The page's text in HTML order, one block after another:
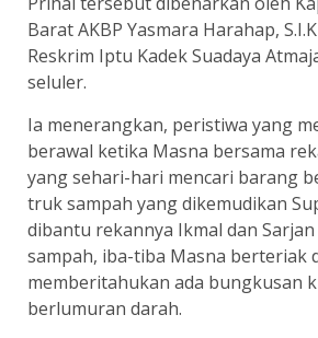
Barat AKBP Yasmara Harahap,
Reskrim Iptu Kadek Suadaya
seluler.
Ia menerangkan, peristiwa yang
berawal ketika Masna bersama
yang sehari-hari mencari barang
truk sampah yang dikemudikan
dibantu rekannya Ikmal dan
sampah, iba-tiba Masna berteriak
memberitahukan ada bungkusan
berlumuran darah.